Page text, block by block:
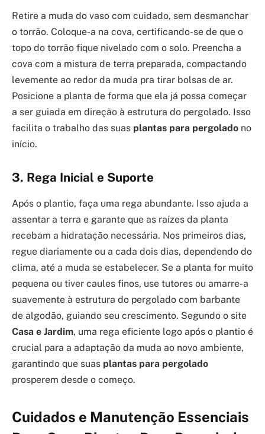
Retire a muda do vaso com cuidado, sem desmanchar
o torrão. Coloque-a na cova, certificando-se de que o
topo do torrão fique nivelado com o solo. Preencha a
cova com a mistura de terra preparada, compactando
levemente ao redor da muda pra tirar bolsas de ar.
Posicione a planta de forma que ela já possa começar
a ser guiada em direção à estrutura do pergolado. Isso
facilita o trabalho das suas plantas para pergolado no
início.
3. Rega Inicial e Suporte
Após o plantio, faça uma rega abundante. Isso ajuda a
assentar a terra e garante que as raízes da planta
recebam a hidratação necessária. Nos primeiros dias,
regue diariamente ou a cada dois dias, dependendo do
clima, até a muda se estabelecer. Se a planta for muito
pequena ou tiver caules finos, use tutores ou amarre-a
suavemente à estrutura do pergolado com barbante
de algodão, guiando seu crescimento. Segundo o site
Casa e Jardim, uma rega eficiente logo após o plantio é
crucial para a adaptação da muda ao novo ambiente,
garantindo que suas plantas para pergolado
prosperem desde o começo.
Cuidados e Manutenção Essenciais